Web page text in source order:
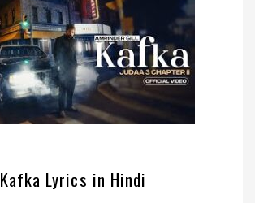
Kafka Lyrics in Hindi